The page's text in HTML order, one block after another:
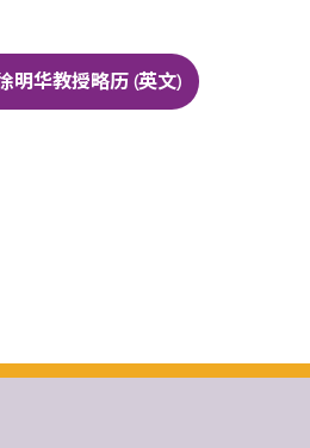
明华教授略历 (英文)